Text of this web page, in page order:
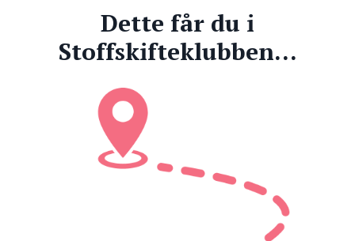
Dette får du i
Stoffskifteklubben...